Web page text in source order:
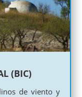
(BIC)
de viento y